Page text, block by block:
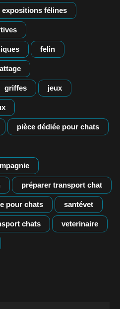
expositions félines
felin
griffes jeux
pièce dédiée pour chats
préparer transport chat
pour chats santévet
chats veterinaire